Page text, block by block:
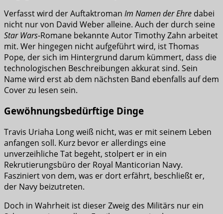
Verfasst wird der Auftaktroman Im Namen der Ehre dabei
nicht nur von David Weber alleine. Auch der durch seine
Star Wars-Romane bekannte Autor Timothy Zahn arbeitet
mit. Wer hingegen nicht aufgeführt wird, ist Thomas
Pope, der sich im Hintergrund darum kümmert, dass die
technologischen Beschreibungen akkurat sind. Sein
Name wird erst ab dem nächsten Band ebenfalls auf dem
Cover zu lesen sein.
Gewöhnungsbedürftige Dinge
Travis Uriaha Long weiß nicht, was er mit seinem Leben
anfangen soll. Kurz bevor er allerdings eine
unverzeihliche Tat begeht, stolpert er in ein
Rekrutierungsbüro der Royal Manticorian Navy.
Fasziniert von dem, was er dort erfährt, beschließt er,
der Navy beizutreten.
Doch in Wahrheit ist dieser Zweig des Militärs nur ein